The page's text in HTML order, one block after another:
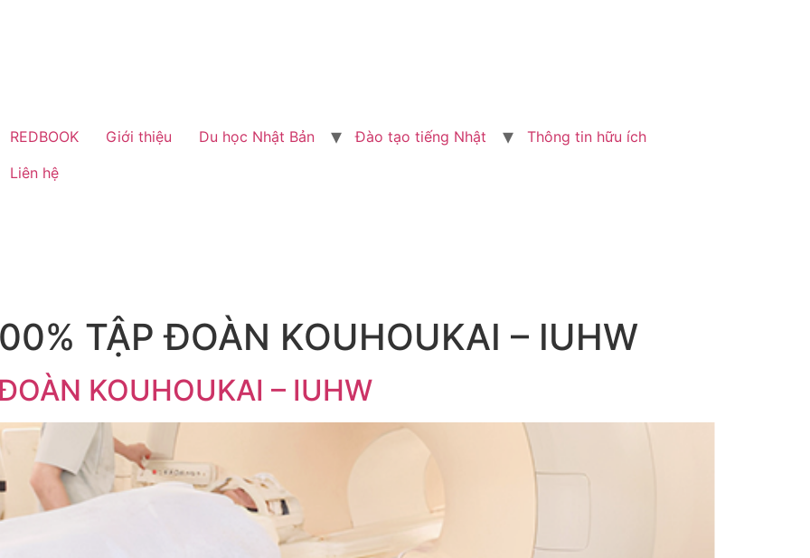
REDBOOK Giới thiệu Du học Nhật Bản Đào tạo tiếng Nhật
Thông tin hữu ích
Liên hệ
TẬP ĐOÀN KOUHOUKAI – IUHW
KOUHOUKAI – IUHW